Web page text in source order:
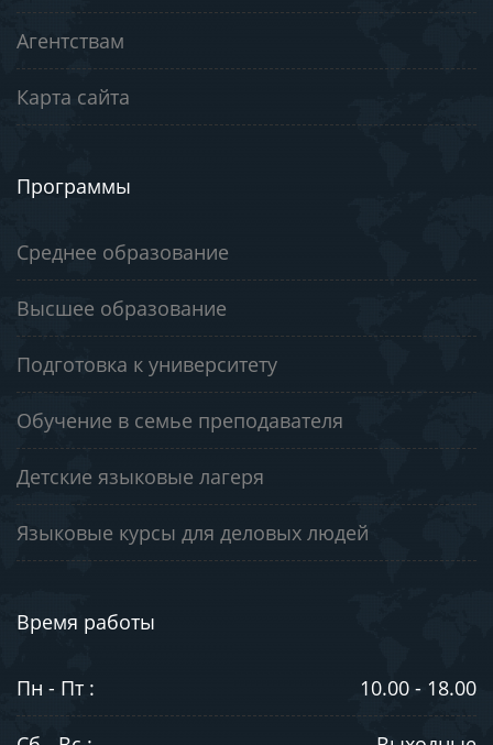
Агентствам
Карта сайта
Программы
Среднее образование
Высшее образование
Подготовка к университету
Обучение в семье преподавателя
Детские языковые лагеря
Языковые курсы для деловых людей
Время работы
Пн - Пт : 10.00 - 18.00